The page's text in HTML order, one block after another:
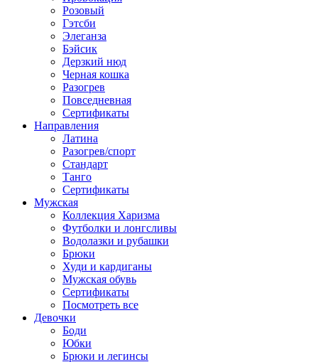
Розовый
Гэтсби
Элеганза
Бэйсик
Дерзкий нюд
Черная кошка
Разогрев
Повседневная
Сертификаты
Направления
Латина
Разогрев/спорт
Стандарт
Танго
Сертификаты
Мужская
Коллекция Харизма
Футболки и лонгсливы
Водолазки и рубашки
Брюки
Худи и кардиганы
Мужская обувь
Сертификаты
Посмотреть все
Девочки
Боди
Юбки
Брюки и легинсы